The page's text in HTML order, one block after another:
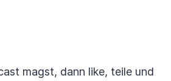
magst, dann like, teile und